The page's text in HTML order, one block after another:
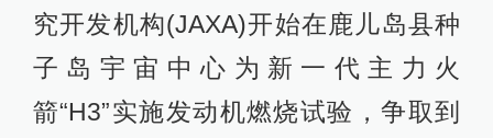
究开发机构(JAXA)开始在鹿儿岛县种
子岛宇宙中心为新一代主力火
箭“H3”实施发动机燃烧试验，争取到